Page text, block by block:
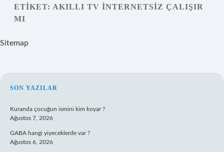
Yasal Uyarı
Hakkımızda
ETIKET: AKILLI TV INTERNETSIZ ÇALIŞIR
MI
Sitemap
SIDEBAR
SON YAZILAR
Kuranda çocuğun ismini kim koyar ?
Ağustos 7, 2026
GABA hangi yiyeceklerde var ?
Ağustos 6, 2026